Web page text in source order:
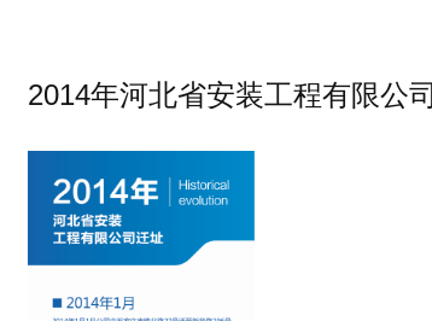
2014年河北省安装工程有限公